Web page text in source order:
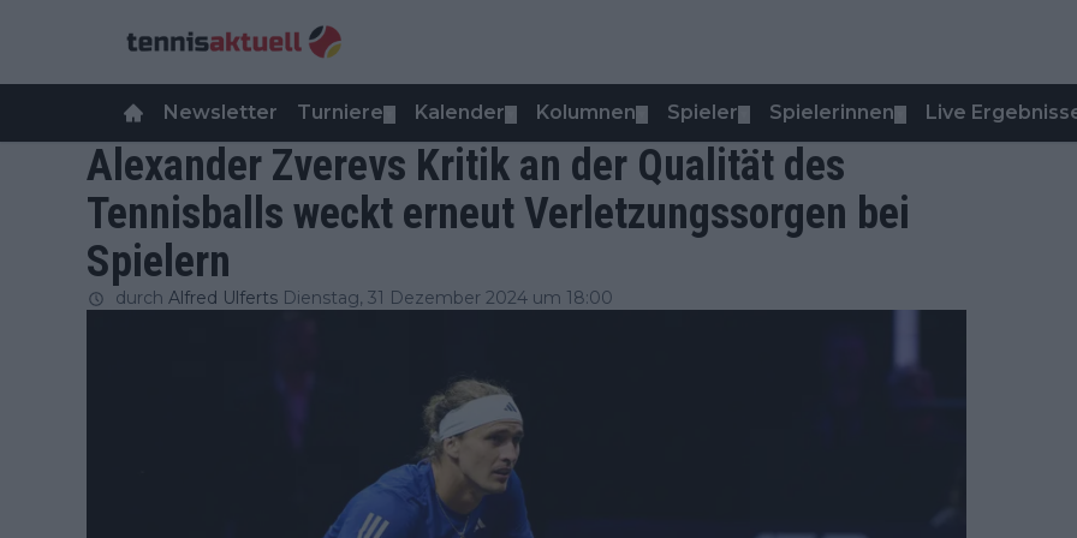
Newsletter Turniere Kalender Kolumnen Spieler Spielerinnen Live
Alexander Zverevs Kritik an der Qualität des
Tennisballs weckt erneut Verletzungssorgen bei
Spielern
durch Alfred Ulferts Dienstag, 31 Dezember 2024 um 18:00